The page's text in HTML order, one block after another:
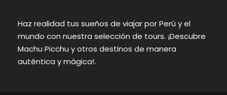
Haz realidad tus sueños de viajar por Perú y el
mundo con nuestra selección de tours. ¡Descubre
Machu Picchu y otros destinos de manera
auténtica y mágica!.